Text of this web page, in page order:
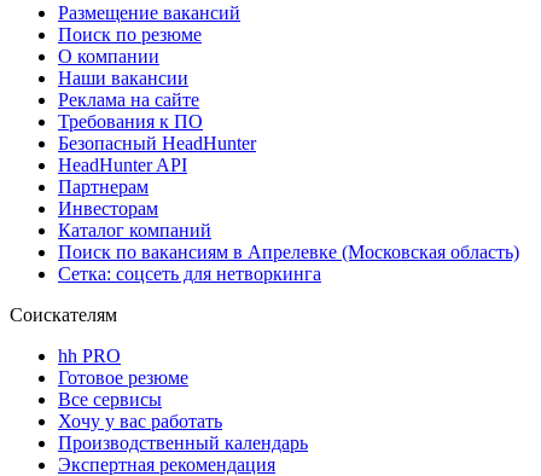
Размещение вакансий
Поиск по резюме
О компании
Наши вакансии
Реклама на сайте
Требования к ПО
Безопасный HeadHunter
HeadHunter API
Партнерам
Инвесторам
Каталог компаний
Поиск по вакансиям в Апрелевке (Московская область)
Сетка: соцсеть для нетворкинга
Соискателям
hh PRO
Готовое резюме
Все сервисы
Хочу у вас работать
Производственный календарь
Экспертная рекомендация